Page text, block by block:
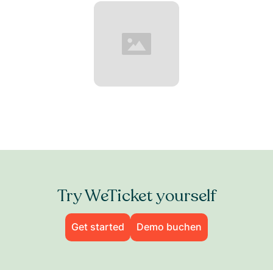
Try WeTicket yourself
Get started Demo buchen